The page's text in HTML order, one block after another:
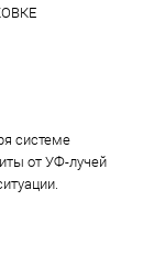
системе
от УФ-лучей